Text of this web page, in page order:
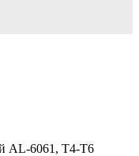
AL-6061, T4-T6